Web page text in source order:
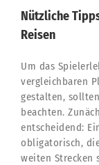
Nützliche
Reisen
Um das
vergleichbaren
gestalten,
beachten.
entscheidend:
obligatorisch,
weiten Strecken